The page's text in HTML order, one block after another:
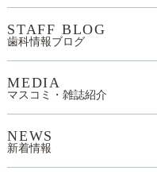
STAFF BLOG
歯科情報ブログ
MEDIA
マスコミ・雑誌紹介
NEWS
新着情報